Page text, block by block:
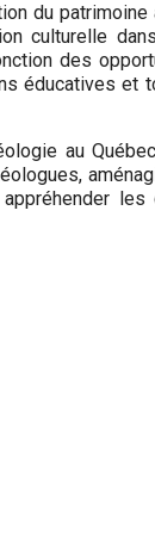
du patrimoine
culturelle
des
éducatives et
au